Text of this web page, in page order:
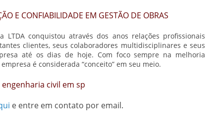
E CONFIABILIDADE EM GESTÃO DE OBRAS
LTDA conquistou através dos anos relações profissionais
clientes, seus colaboradores multidisciplinares e seus
até os dias de hoje. Com foco sempre na melhoria
é considerada “conceito” em seu meio.
civil em sp
e entre em contato por email.